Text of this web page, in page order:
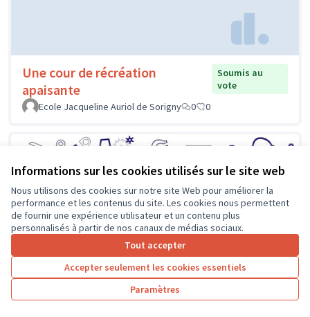
Informations sur les cookies utilisés sur le site web
Nous utilisons des cookies sur notre site Web pour améliorer la
performance et les contenus du site. Les cookies nous permettent
de fournir une expérience utilisateur et un contenu plus
personnalisés à partir de nos canaux de médias sociaux.
Tout accepter
Accepter seulement les cookies essentiels
Paramètres
Une cour de récréation
apaisante
Soumis au
vote
Ecole Jacqueline Auriol de Sorigny
0 0
Un atelier de réparation au
Soumis au